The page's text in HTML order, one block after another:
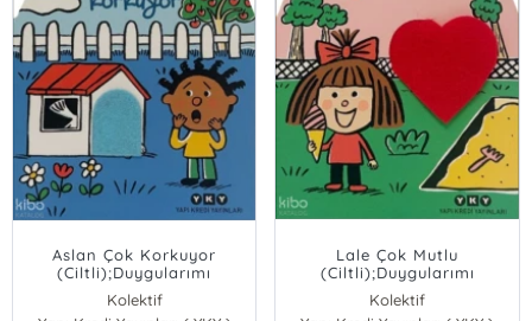
Aslan Çok Korkuyor
(Ciltli);Duygularımı
Tanıyorum
Kolektif
Lale Çok Mutlu
(Ciltli);Duygularımı
Tanıyorum
Kolektif